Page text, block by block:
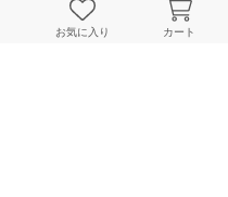
お気に入り カート